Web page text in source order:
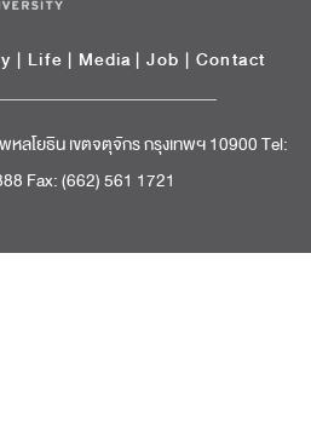
| Life | Media |Job | Contact
ลโยธิน เขตจตุจักร กรุงเทพฯ 10900 Tel:
Fax: (662) 561 1721